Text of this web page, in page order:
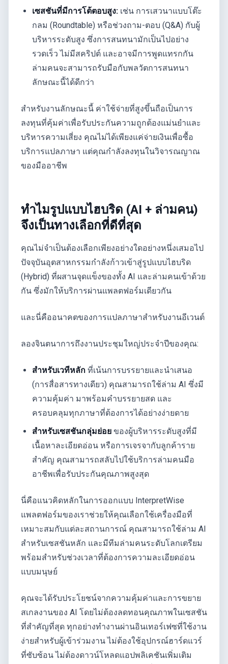
เซสชันที่มีการโต้ตอบสูง: เช่น การเสวนาแบบโต๊ะ
กลม (Roundtable) หรือช่วงถาม-ตอบ (Q&A) กับผู้
บริหารระดับสูง ซึ่งการสนทนามักเป็นไปอย่าง
รวดเร็ว ไม่มีสคริปต์ และอาจมีการพูดแทรกกัน
ล่ามคนจะสามารถรับมือกับพลวัตการสนทนา
ลักษณะนี้ได้ดีกว่า
สำหรับงานลักษณะนี้ ค่าใช้จ่ายที่สูงขึ้นถือเป็นการ
ลงทุนที่คุ้มค่าเพื่อรับประกันความถูกต้องแม่นยำและ
บริหารความเสี่ยง คุณไม่ได้เพียงแค่จ่ายเงินเพื่อซื้อ
บริการแปลภาษา แต่คุณกำลังลงทุนในวิจารณญาณ
ของมืออาชีพ
ทำไมรูปแบบไฮบริด (AI + ล่ามคน)
จึงเป็นทางเลือกที่ดีที่สุด
คุณไม่จำเป็นต้องเลือกเพียงอย่างใดอย่างหนึ่งเสมอไป
ปัจจุบันอุตสาหกรรมกำลังก้าวเข้าสู่รูปแบบไฮบริด
(Hybrid) ที่ผสานจุดแข็งของทั้ง AI และล่ามคนเข้าด้วย
กัน ซึ่งมักให้บริการผ่านแพลตฟอร์มเดียวกัน
และนี่คืออนาคตของการแปลภาษาสำหรับงานอีเวนต์
ลองจินตนาการถึงงานประชุมใหญ่ประจำปีของคุณ:
สำหรับเวทีหลัก ที่เน้นการบรรยายและนำเสนอ
(การสื่อสารทางเดียว) คุณสามารถใช้ล่าม AI ซึ่งมี
ความคุ้มค่า มาพร้อมคำบรรยายสด และ
ครอบคลุมทุกภาษาที่ต้องการได้อย่างง่ายดาย
สำหรับเซสชันกลุ่มย่อย ของผู้บริหารระดับสูงที่มี
เนื้อหาละเอียดอ่อน หรือการเจรจากับลูกค้าราย
สำคัญ คุณสามารถสลับไปใช้บริการล่ามคนมือ
อาชีพเพื่อรับประกันคุณภาพสูงสุด
นี่คือแนวคิดหลักในการออกแบบ InterpretWise
แพลตฟอร์มของเราช่วยให้คุณเลือกใช้เครื่องมือที่
เหมาะสมกับแต่ละสถานการณ์ คุณสามารถใช้ล่าม AI
สำหรับเซสชันหลัก และมีทีมล่ามคนระดับโลกเตรียม
พร้อมสำหรับช่วงเวลาที่ต้องการความละเอียดอ่อน
แบบมนุษย์
คุณจะได้รับประโยชน์จากความคุ้มค่าและการขยาย
สเกลงานของ AI โดยไม่ต้องลดทอนคุณภาพในเซสชัน
ที่สำคัญที่สุด ทุกอย่างทำงานผ่านอินเทอร์เฟซที่ใช้งาน
ง่ายสำหรับผู้เข้าร่วมงาน ไม่ต้องใช้อุปกรณ์ฮาร์ดแวร์
ที่ซับซ้อน ไม่ต้องดาวน์โหลดแอปพลิเคชันเพิ่มเติม